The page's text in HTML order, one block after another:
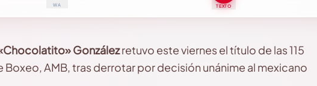
WA TEXTO
Gonzálezretuvo este viernes el título de las 115
Boxeo, AMB, tras derrotar por decisión unánime al mexicano